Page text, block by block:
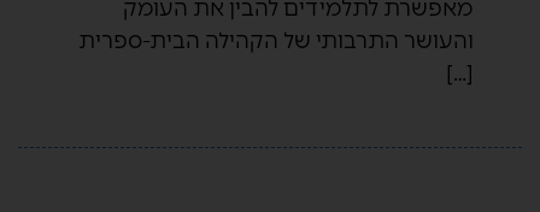
מאפשרת לתלמידים להבין את העומק
והעושר התרבותי של הקהילה הבית-ספרית
[…]